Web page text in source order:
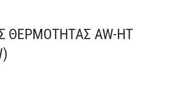
ΘΕΡΜΌΤΗΤΑΣ AW-HT